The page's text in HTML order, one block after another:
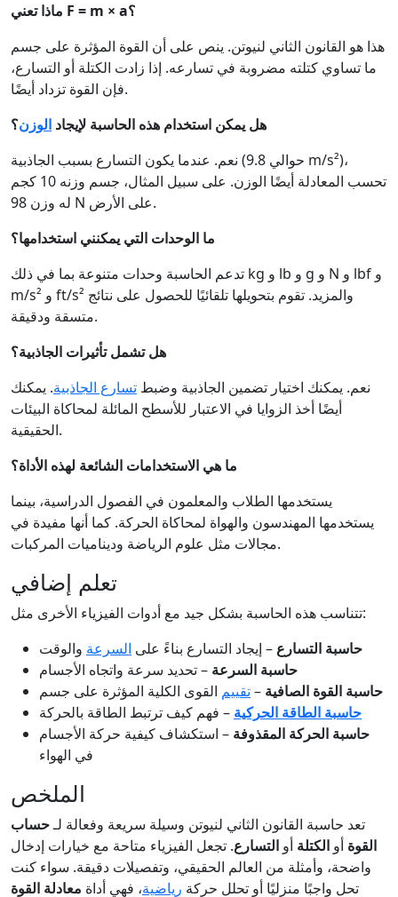
ماذا تعني F = m × a؟
هذا هو القانون الثاني لنيوتن. ينص على أن القوة المؤثرة على جسم
ما تساوي كتلته مضروبة في تسارعه. إذا زادت الكتلة أو التسارع،
فإن القوة تزداد أيضًا.
هل يمكن استخدام هذه الحاسبة لإيجاد الوزن؟
نعم. عندما يكون التسارع بسبب الجاذبية (حوالي 9.8 m/s²)،
تحسب المعادلة أيضًا الوزن. على سبيل المثال، جسم وزنه 10 كجم
له وزن 98 N على الأرض.
ما الوحدات التي يمكنني استخدامها؟
تدعم الحاسبة وحدات متنوعة بما في ذلك kg و lb و g و N و lbf و
m/s² و ft/s² والمزيد. تقوم بتحويلها تلقائيًا للحصول على نتائج
متسقة ودقيقة.
هل تشمل تأثيرات الجاذبية؟
نعم. يمكنك اختيار تضمين الجاذبية وضبط تسارع الجاذبية. يمكنك
أيضًا أخذ الزوايا في الاعتبار للأسطح المائلة لمحاكاة البيئات
الحقيقية.
ما هي الاستخدامات الشائعة لهذه الأداة؟
يستخدمها الطلاب والمعلمون في الفصول الدراسية، بينما
يستخدمها المهندسون والهواة لمحاكاة الحركة. كما أنها مفيدة في
مجالات مثل علوم الرياضة وديناميات المركبات.
تعلم إضافي
تتناسب هذه الحاسبة بشكل جيد مع أدوات الفيزياء الأخرى مثل:
حاسبة التسارع – إيجاد التسارع بناءً على السرعة والوقت
حاسبة السرعة – تحديد سرعة واتجاه الأجسام
حاسبة القوة الصافية –تقييم القوى الكلية المؤثرة على جسم
حاسبة الطاقة الحركية – فهم كيف ترتبط الطاقة بالحركة
حاسبة الحركة المقذوفة – استكشاف كيفية حركة الأجسام
في الهواء
الملخص
تعد حاسبة القانون الثاني لنيوتن وسيلة سريعة وفعالة لـحساب
القوة أو الكتلة أو التسارع. تجعل الفيزياء متاحة مع خيارات إدخال
واضحة، وأمثلة من العالم الحقيقي، وتفصيلات دقيقة. سواء كنت
تحل واجبًا منزليًا أو تحلل حركة رياضية، فهي أداة معادلة القوة